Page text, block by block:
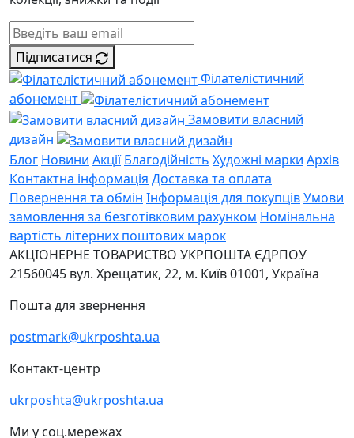
Підписатися
Філателістичний
абонемент
Замовити власний
дизайн
Блог Новини Акції Благодійність Художні марки Архів
Контактна інформація Доставка та оплата
Повернення та обмін Інформація для покупцівУмови
замовлення за безготівковим рахунком Номінальна
вартість літерних поштових марок
АКЦІОНЕРНЕ ТОВАРИСТВО УКРПОШТА ЄДРПОУ
21560045 вул. Хрещатик, 22, м. Київ01001, Україна
Пошта для звернення
postmark@ukrposhta.ua
Контакт-центр
ukrposhta@ukrposhta.ua
Ми у соц.мережах